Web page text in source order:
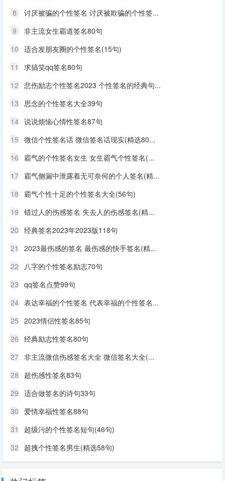
8
讨厌被骗的个性签名 讨厌被欺骗的个性签...
9
非主流女生霸道签名80句
10 适合发朋友圈的个性签名(15句)
11
求搞笑qq签名80句
12 悲伤励志个性签名2023 个性签名的经典句...
13 思念的个性签名大全39句
14 说说烦恼心情性签名87句
15 微信个性签名话 微信签名话现实(精选80...
16 霸气的个性签名女生 女生霸气个性签名(...
17 霸气侧漏中泄露着无可奈何的个人签名(精...
18 霸气个性十足的个性签名大全(56句)
19 错过人的伤感签名 失去人的伤感签名(精...
20 经典签名2023年2023版118句
21
2023最伤感的签名 最伤感的快手签名(精...
22
八字的个性签名励志70句
23 qq签名点赞99句
24 表达幸福的个性签名 代表幸福的个性签名...
25 2023情侣性签名85句
26 经典励志性签名80句
27 非主流微信伤感签名大全 微信签名大全(...
28 超伤感性签名83句
29 适合做签名的诗句33句
30 爱情幸福性签名88句
31
超级污的个性签名短句(46句)
32 超拽个性签名男生(精选58句)